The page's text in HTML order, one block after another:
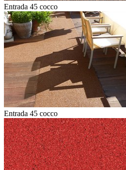
Entrada 45 cocco
Entrada 45 cocco